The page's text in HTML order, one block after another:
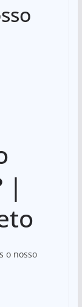
|
o nosso